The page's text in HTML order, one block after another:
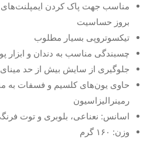
مناسب جهت پاک کردن ایمپلنت‌های
بروز حساسیت
تیکسوتروپی بسیار مطلوب
چسبندگی مناسب به دندان و ابزار
جلوگیری از سایش بیش از حد مینای
حاوی یون‌های کلسیم و فسفات به
رمینرالیزاسیون
اسانس: نعناعی، بلوبری و توت
وزن: ۱۶۰ گرم